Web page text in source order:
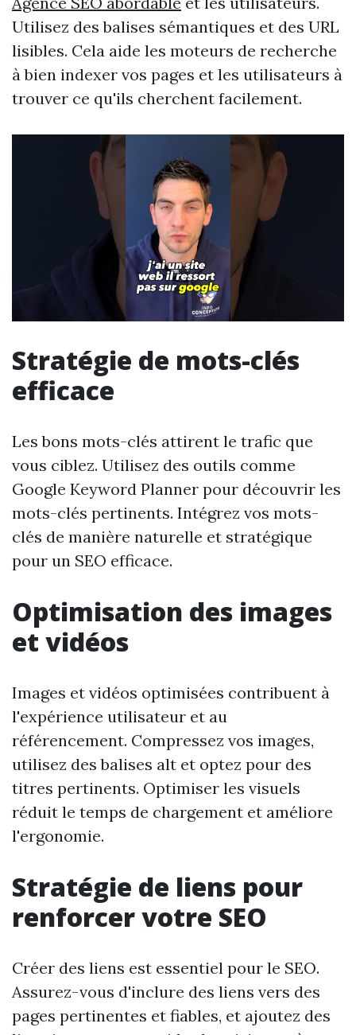
Utilisez des balises sémantiques et des URL
lisibles. Cela aide les moteurs de recherche
à bien indexer vos pages et les utilisateurs à
trouver ce qu'ils cherchent facilement.
Stratégie de mots-clés
efficace
Les bons mots-clés attirent le trafic que
vous ciblez. Utilisez des outils comme
Google Keyword Planner pour découvrir les
mots-clés pertinents. Intégrez vos mots-
clés de manière naturelle et stratégique
pour un SEO efficace.
Optimisation des images
et vidéos
Images et vidéos optimisées contribuent à
l'expérience utilisateur et au
référencement. Compressez vos images,
utilisez des balises alt et optez pour des
titres pertinents. Optimiser les visuels
réduit le temps de chargement et améliore
l'ergonomie.
Stratégie de liens pour
renforcer votre SEO
Créer des liens est essentiel pour le SEO.
Assurez-vous d'inclure des liens vers des
pages pertinentes et fiables, et ajoutez des